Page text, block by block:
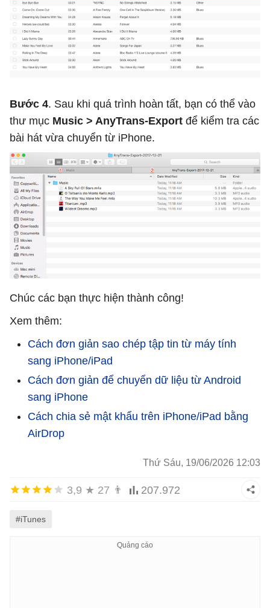
Bước 4. Sau khi quá trình hoàn tất, bạn có thể vào
thư mục Music > AnyTrans-Export để kiểm tra các
bài hát vừa chuyển từ iPhone.
Chúc các bạn thực hiện thành công!
Xem thêm:
Cách đơn giản sao chép tập tin từ máy tính
sang iPhone/iPad
Cách đơn giản để chuyển dữ liệu từ Android
sang iPhone
Cách chia sẻ mật khẩu trên iPhone/iPad bằng
AirDrop
Thứ Sáu, 19/06/2026 12:03
3,9 ★ 27 👨 207.972
#iTunes